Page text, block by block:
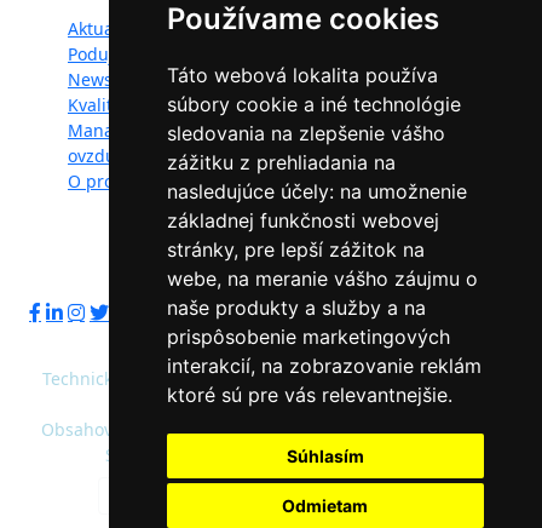
Používame cookies
Táto webová lokalita používa
súbory cookie a iné technológie
sledovania na zlepšenie vášho
zážitku z prehliadania na
nasledujúce účely: na umožnenie
základnej funkčnosti webovej
stránky, pre lepší zážitok na
webe, na meranie vášho záujmu o
naše produkty a služby a na
prispôsobenie marketingových
interakcií, na zobrazovanie reklám
ktoré sú pre vás relevantnejšie.
Súhlasím
Odmietam
Aktuality
Podujatia
Newsletter
Kvalita ovzdušia
Manažéri kvality
ovzdušia
O projekte
Dokumenty
Videogaléria
Kontakt
Ochrana osobných
údajov
Sledujte nás:
Technický prevádzkovateľ: Slovenská agentúra životného
prostredia
Obsahový správca: Ministerstvo životného prostredia SR,
Slovenská agentúra životného prostredia
Vysoký kontrast